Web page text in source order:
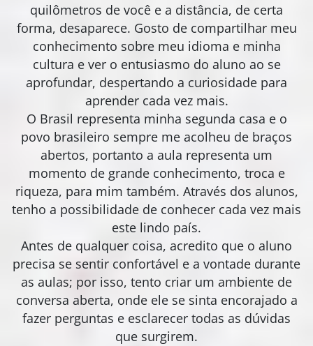
quilômetros de você e a distância, de certa
forma, desaparece. Gosto de compartilhar meu
conhecimento sobre meu idioma e minha
cultura e ver o entusiasmo do aluno ao se
aprofundar, despertando a curiosidade para
aprender cada vez mais.
O Brasil representa minha segunda casa e o
povo brasileiro sempre me acolheu de braços
abertos, portanto a aula representa um
momento de grande conhecimento, troca e
riqueza, para mim também. Através dos alunos,
tenho a possibilidade de conhecer cada vez mais
este lindo país.
Antes de qualquer coisa, acredito que o aluno
precisa se sentir confortável e a vontade durante
as aulas; por isso, tento criar um ambiente de
conversa aberta, onde ele se sinta encorajado a
fazer perguntas e esclarecer todas as dúvidas
que surgirem.